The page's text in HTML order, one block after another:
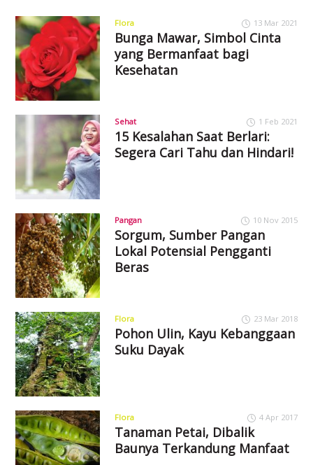
Flora 13 Mar 2021
Bunga Mawar, Simbol Cinta
yang Bermanfaat bagi
Kesehatan
Sehat 1 Feb 2021
15 Kesalahan Saat Berlari:
Segera Cari Tahu dan Hindari!
Pangan 10 Nov 2015
Sorgum, Sumber Pangan
Lokal Potensial Pengganti
Beras
Flora 23 Mar 2018
Pohon Ulin, Kayu Kebanggaan
Suku Dayak
Flora 4 Apr 2017
Tanaman Petai, Dibalik
Baunya Terkandung Manfaat